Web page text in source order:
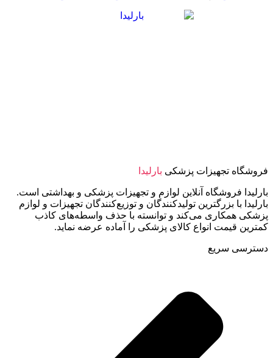
فروشگاه تجهیزات پزشکی بارلیدا
بارلیدا فروشگاه آنلاین لوازم و تجهیزات پزشکی و بهداشتی است.
بارلیدا با بزرگترین تولیدکنندگان و توزیع‌کنندگان تجهیزات و لوازم
پزشکی همکاری می‌کند و توانسته با حذف واسطه‌های کاذب
کمترین قیمت انواع کالای پزشکی را آماده عرضه نماید.
دسترسی سریع